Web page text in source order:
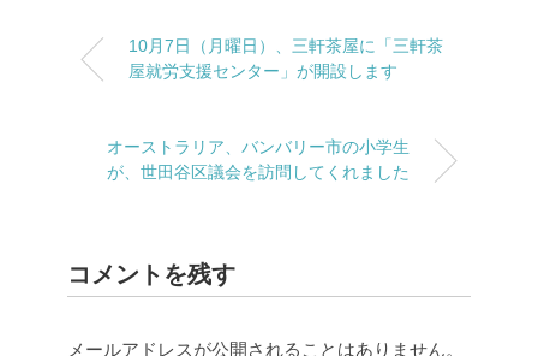
10月7日（月曜日）、三軒茶屋に「三軒茶
屋就労支援センター」が開設します
オーストラリア、バンバリー市の小学生
が、世田谷区議会を訪問してくれました
コメントを残す
メールアドレスが公開されることはありません。